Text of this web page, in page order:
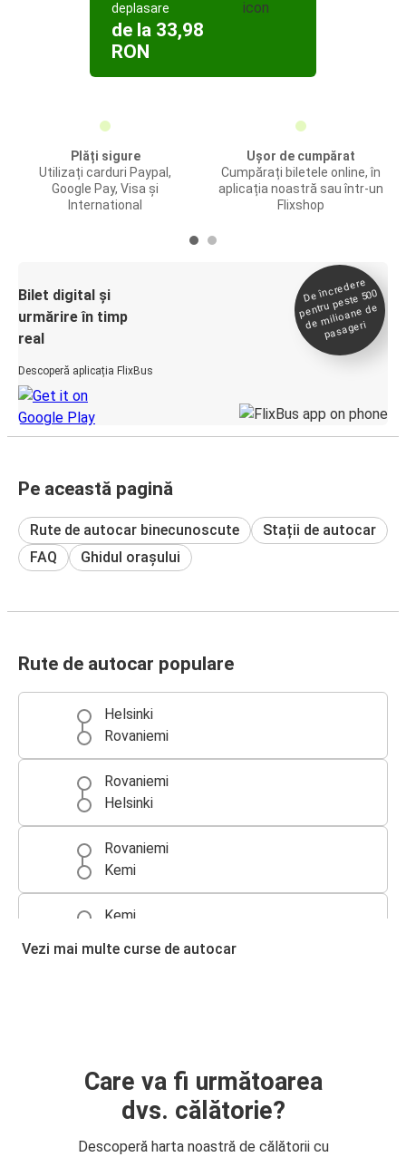
deplasare
de la 33,98
RON
Plăți sigure
Utilizați carduri Paypal,
Google Pay, Visa și
International
Ușor de cumpărat
Cumpărați biletele online, în
aplicația noastră sau într-un
Flixshop
Bilet digital și
urmărire în timp
real
Descoperă aplicația FlixBus
De încredere
pentru peste 500
de
milioane de
pasageri
Pe această pagină
Rute de autocar binecunoscute
Stații de autocar
FAQ
Ghidul orașului
Rute de autocar populare
Helsinki
Rovaniemi
Rovaniemi
Helsinki
Rovaniemi
Kemi
Kemi
Kuopio
Rovaniemi
Vezi mai multe curse de autocar
Care va fi următoarea
dvs. călătorie?
Descoperă harta noastră de călătorii cu